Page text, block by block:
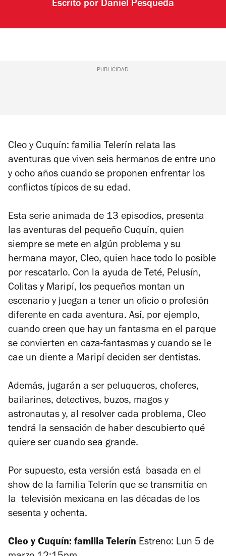
Escrito por Daniel Pesqueda
PUBLICIDAD
Cleo y Cuquín: familia Telerín relata las
aventuras que viven seis hermanos de entre uno
y ocho años cuando se proponen enfrentar los
conflictos típicos de su edad.
Esta serie animada de 13 episodios, presenta
las aventuras del pequeño Cuquín, quien
siempre se mete en algún problema y su
hermana mayor, Cleo, quien hace todo lo posible
por rescatarlo. Con la ayuda de Teté, Pelusín,
Colitas y Maripí, los pequeños montan un
escenario y juegan a tener un oficio o profesión
diferente en cada aventura. Así, por ejemplo,
cuando creen que hay un fantasma en el parque
se convierten en caza-fantasmas y cuando se le
cae un diente a Maripí deciden ser dentistas.
Además, jugarán a ser peluqueros, choferes,
bailarines, detectives, buzos, magos y
astronautas y, al resolver cada problema, Cleo
tendrá la sensación de haber descubierto qué
quiere ser cuando sea grande.
Por supuesto, esta versión está basada en el
show de la familia Telerín que se transmitía en
la televisión mexicana en las décadas de los
sesenta y ochenta.
Cleo y Cuquín: familia Telerín Estreno: Lun 5 de